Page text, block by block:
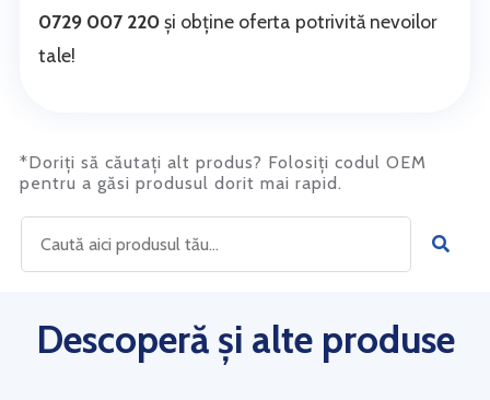
0729 007 220și obține oferta potrivită nevoilor
tale!
*Doriți să căutați alt produs? Folosiți codul OEM
pentru a găsi produsul dorit mai rapid.
Descoperă și alte produse